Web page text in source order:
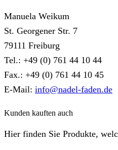
Manuela Weikum
St. Georgener Str. 7
79111 Freiburg
Tel.: +49 (0) 761 44 10 44
Fax.: +49 (0) 761 44 10 45
E-Mail: info@nadel-faden.de
Kunden kauften auch
Hier finden Sie Produkte,